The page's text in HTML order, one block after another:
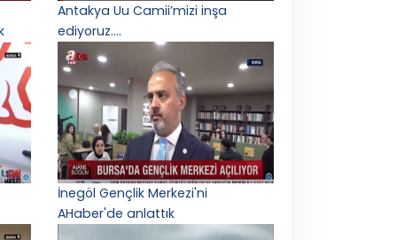
Antakya Uu Camii’mizi inşa
ediyoruz.…
İnegöl Gençlik Merkezi'ni
AHaber'de anlattık